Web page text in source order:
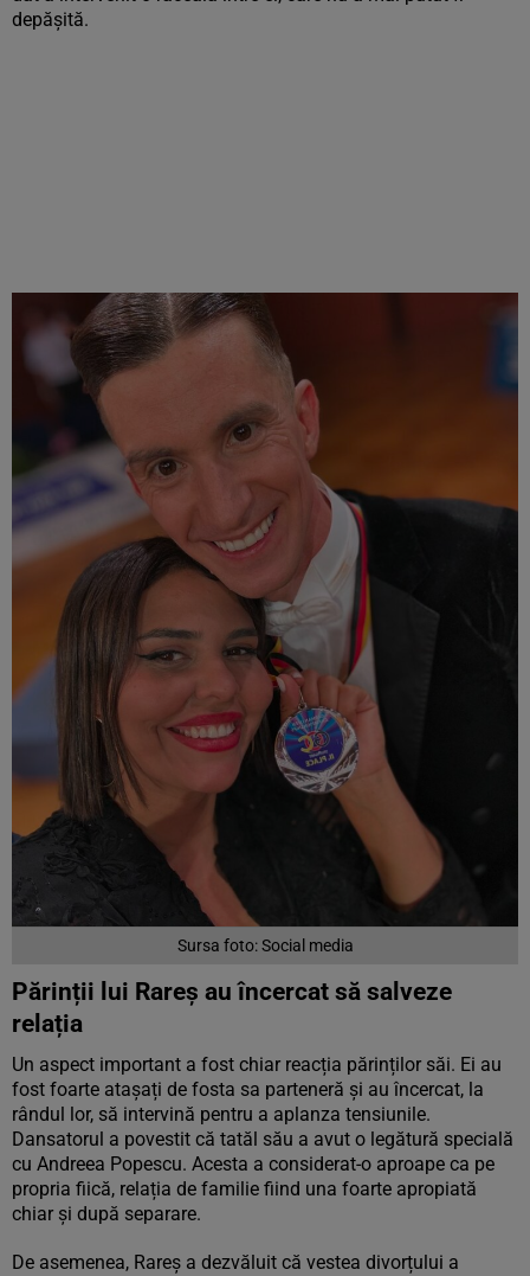
depășită.
Sursa foto: Social media
Părinții lui Rareș au încercat să salveze
relația
Un aspect important a fost chiar reacția părinților săi. Ei au
fost foarte atașați de fosta sa parteneră și au încercat, la
rândul lor, să intervină pentru a aplanza tensiunile.
Dansatorul a povestit că tatăl său a avut o legătură specială
cu Andreea Popescu. Acesta a considerat-o aproape ca pe
propria fiică, relația de familie fiind una foarte apropiată
chiar și după separare.
De asemenea, Rareș a dezvăluit că vestea divorțului a